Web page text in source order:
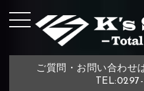
ご質問・お問い合わせ